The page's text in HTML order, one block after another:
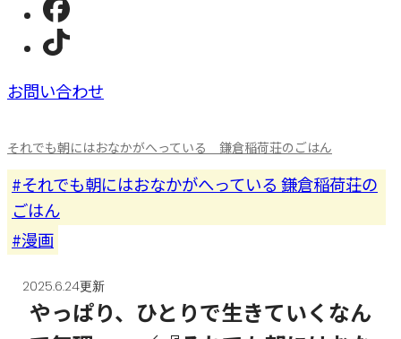
お問い合わせ
それでも朝にはおなかがへっている 鎌倉稲荷荘のごはん
それでも朝にはおなかがへっている 鎌倉稲荷荘の
ごはん
漫画
2025.6.24更新
やっぱり、ひとりで生きていくなん